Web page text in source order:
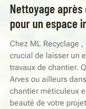
Nettoyage
pour un espace
Chez ML Recyclage
crucial de laisser un
travaux de chantier.
Arves ou ailleurs
chantier méticuleux
beauté de votre